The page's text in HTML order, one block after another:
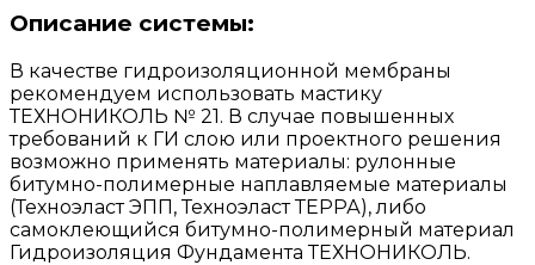
Описание системы:
В качестве гидроизоляционной мембраны
рекомендуем использовать мастику
ТЕХНОНИКОЛЬ № 21. В случае повышенных
требований к ГИ слою или проектного решения
возможно применять материалы: рулонные
битумно-полимерные наплавляемые материалы
(Техноэласт ЭПП, Техноэласт ТЕРРА), либо
самоклеющийся битумно-полимерный материал
Гидроизоляция Фундамента ТЕХНОНИКОЛЬ.